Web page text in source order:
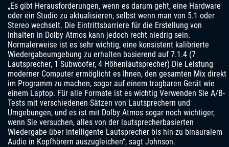
„Es gibt Herausforderungen, wenn es darum geht, eine Hardware
oder ein Studio zu aktualisieren, selbst wenn man von 5.1 oder
Stereo wechselt. Die Eintrittsbarriere für die Erstellung von
Inhalten in Dolby Atmos kann jedoch recht niedrig sein.
Normalerweise ist es sehr wichtig, eine konsistent kalibrierte
Wiedergabeumgebung zu erhalten basierend auf 7.1.4 (7
Lautsprecher, 1 Subwoofer, 4 Höhenlautsprecher) Die Leistung
moderner Computer ermöglicht es Ihnen, den gesamten Mix direkt
im Programm zu machen, sogar auf einem tragbaren Gerät wie
einem Laptop. Für alle Formate ist es wichtig Verwenden Sie A/B-
Tests mit verschiedenen Sätzen von Lautsprechern und
Umgebungen, und es ist mit Dolby Atmos sogar noch wichtiger,
wenn Sie versuchen, alles von der lautsprecherbasierten
Wiedergabe über intelligente Lautsprecher bis hin zu binauralem
Audio in Kopfhörern auszugleichen“, sagt Johnson.